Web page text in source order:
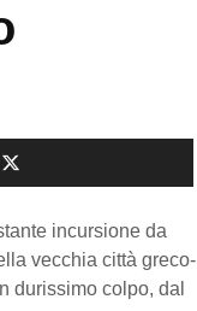
incursione da
vecchia città greco-
durissimo colpo, dal